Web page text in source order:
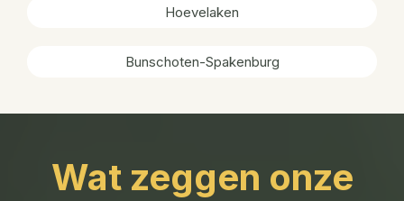
Hoevelaken
Bunschoten-Spakenburg
Wat zeggen onze